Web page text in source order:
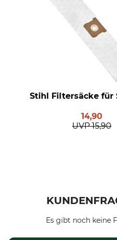
Stihl Filtersäcke für
14,90
UVP 15,90
Es gibt noch keine